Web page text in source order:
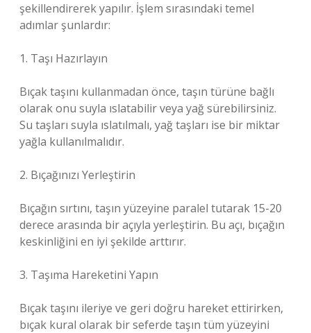
şekillendirerek yapılır. İşlem sırasındaki temel
adımlar şunlardır:
1. Taşı Hazırlayın
Bıçak taşını kullanmadan önce, taşın türüne bağlı
olarak onu suyla ıslatabilir veya yağ sürebilirsiniz.
Su taşları suyla ıslatılmalı, yağ taşları ise bir miktar
yağla kullanılmalıdır.
2. Bıçağınızı Yerleştirin
Bıçağın sırtını, taşın yüzeyine paralel tutarak 15-20
derece arasında bir açıyla yerleştirin. Bu açı, bıçağın
keskinliğini en iyi şekilde arttırır.
3. Taşıma Hareketini Yapın
Bıçak taşını ileriye ve geri doğru hareket ettirirken,
bıçak kural olarak bir seferde taşın tüm yüzeyini